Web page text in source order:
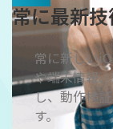
常に最新
常に新しい
や端末情報
し、動作検
す。